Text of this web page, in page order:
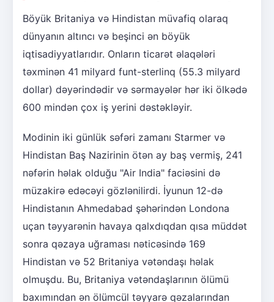
Böyük Britaniya və Hindistan müvafiq olaraq
dünyanın altıncı və beşinci ən böyük
iqtisadiyyatlarıdır. Onların ticarət əlaqələri
təxminən 41 milyard funt-sterlinq (55.3 milyard
dollar) dəyərindədir və sərmayələr hər iki ölkədə
600 mindən çox iş yerini dəstəkləyir.
Modinin iki günlük səfəri zamanı Starmer və
Hindistan Baş Nazirinin ötən ay baş vermiş, 241
nəfərin həlak olduğu "Air India" faciəsini də
müzakirə edəcəyi gözlənilirdi. İyunun 12-də
Hindistanın Ahmedabad şəhərindən Londona
uçan təyyarənin havaya qalxdıqdan qısa müddət
sonra qəzaya uğraması nəticəsində 169
Hindistan və 52 Britaniya vətəndaşı həlak
olmuşdu. Bu, Britaniya vətəndaşlarının ölümü
baxımından ən ölümcül təyyarə qəzalarından